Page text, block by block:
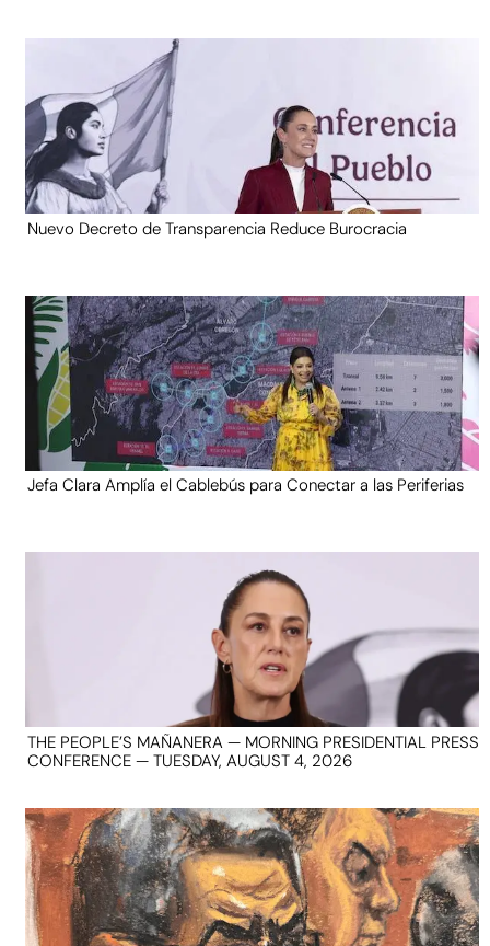
Nuevo Decreto de Transparencia Reduce Burocracia
Jefa Clara Amplía el Cablebús para Conectar a las Periferias
THE PEOPLE’S MAÑANERA — MORNING PRESIDENTIAL PRESS
CONFERENCE — TUESDAY, AUGUST 4, 2026